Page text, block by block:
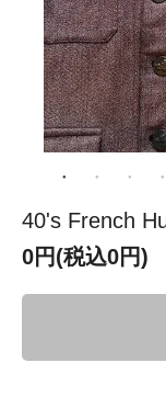
40's French
0円(税込0円)